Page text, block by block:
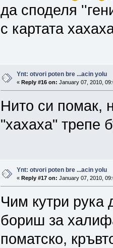
да споделя
с картата
Ynt: otvori poten bre ...acin yolu
« Reply #16 on: January 07, 2010,
Нито си помак,
"хахаха" трепе
Ynt: otvori poten bre ...acin yolu
« Reply #17 on: January 07, 2010,
Чим кутри рука
бориш за
поматско,